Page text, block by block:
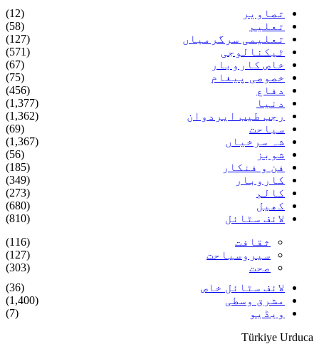
تصاویر
(12)
تعلیم
(58)
تعلیمی سرگرمیاں
(127)
ٹیکنالوجی
(571)
خاص کاروبار
(67)
خصوصی پیغام
(75)
دفاع
(456)
دنیا
(1,377)
رجب طیب ایردوان
(1,362)
سیاحت
(69)
شہ سرخیاں
(1,367)
شوبز
(56)
فن و فنکار
(185)
کاروبار
(349)
کالم
(273)
کھیل
(680)
لائف سٹائل
(810)
ثقافت
(116)
سیروسیاحت
(127)
صحت
(303)
لائف سٹائل خاص
(36)
مشرق وسطی
(1,400)
ویڈیو
(7)
Türkiye Urduca